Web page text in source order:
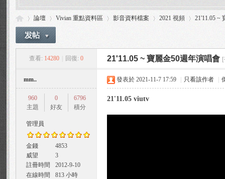
論壇
›
Vivian 重點資料區 影音資料檔案
›
2021 視頻
›
21'11.05 ~
查看: 14280 回復: 0 21'11.05 ~ 寶麗金50週年演唱會
mm..
960
主題
0
好友
6796
積分
管理員
金錢
4853
威望
3
註冊時間
2012-9-10
在線時間
813 小時
發表於 2021-11-7 17:59 只看該作者
21'11.05 viutv